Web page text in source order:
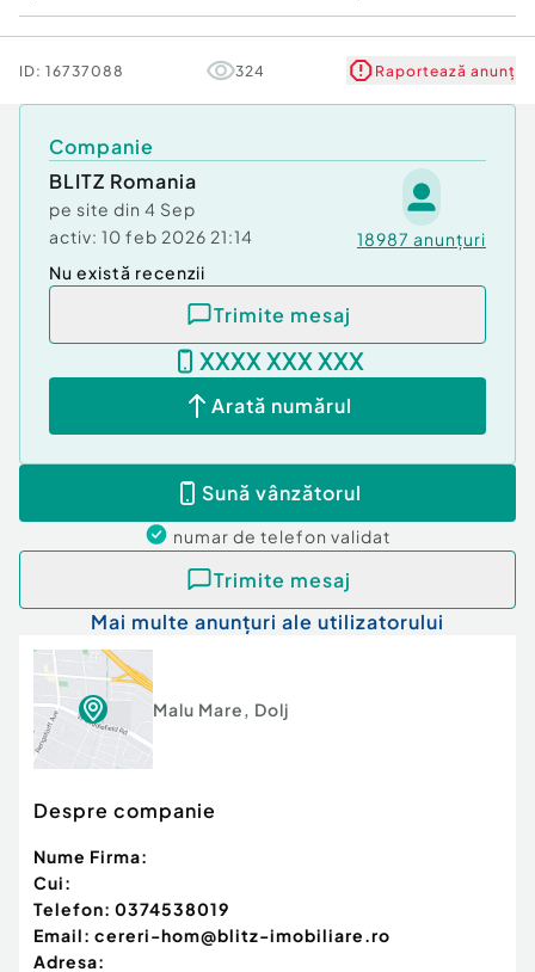
ID: 16737088 324 Raportează anunț
Companie
BLITZ Romania
pe site din 4 Sep
activ: 10 feb 2026 21:14 18987 anunțuri
Nu există recenzii
Trimite mesaj
XXXX XXX XXX
Arată numărul
Sună vânzătorul
numar de telefon validat
Trimite mesaj
Mai multe anunțuri ale utilizatorului
Malu Mare, Dolj
Despre companie
Nume Firma:
Cui:
Telefon: 0374538019
Email: cereri-hom@blitz-imobiliare.ro
Adresa: